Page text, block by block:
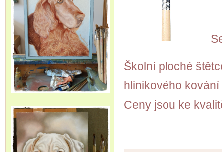
Školní ploché
hlinikového
Ceny jsou ke